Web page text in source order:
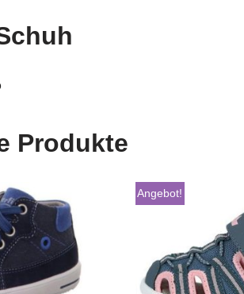
Produkte
Angebot!